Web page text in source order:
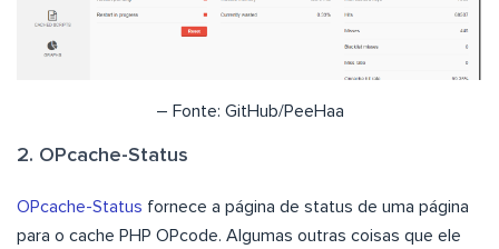
– Fonte: GitHub/PeeHaa
2. OPcache-Status
OPcache-Status fornece a página de status de uma página
para o cache PHP OPcode. Algumas outras coisas que ele